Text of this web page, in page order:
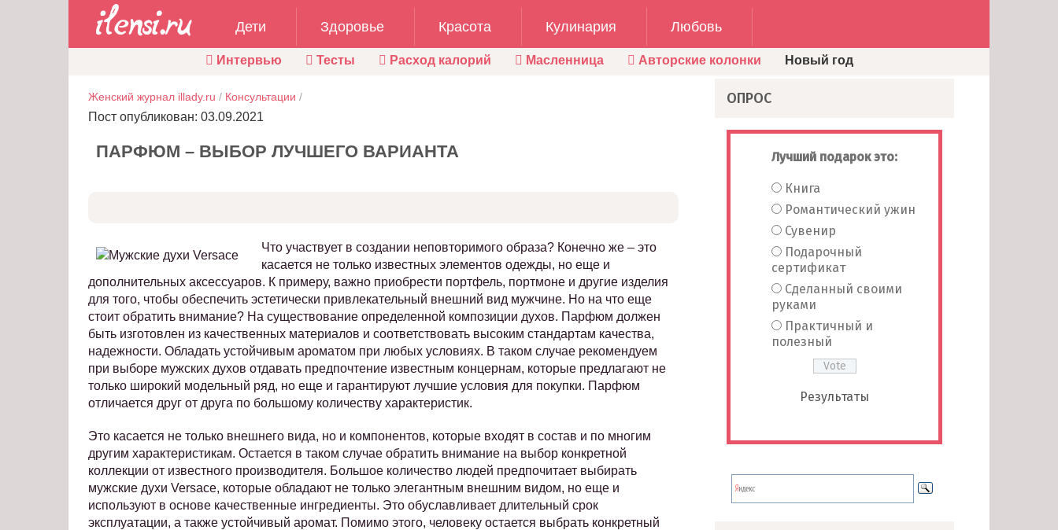
Дети Здоровье Красота Кулинария Любовь
Интервью Тесты Расход калорий Масленница Авторские колонки Новый год
Женский журнал illady.ru / Консультации /
Пост опубликован: 03.09.2021
ПАРФЮМ – ВЫБОР ЛУЧШЕГО ВАРИАНТА
Что участвует в создании неповторимого образа? Конечно же – это
касается не только известных элементов одежды, но еще и
дополнительных аксессуаров. К примеру, важно приобрести портфель, портмоне и другие изделия
для того, чтобы обеспечить эстетически привлекательный внешний вид мужчине. Но на что еще
стоит обратить внимание? На существование определенной композиции духов. Парфюм должен
быть изготовлен из качественных материалов и соответствовать высоким стандартам качества,
надежности. Обладать устойчивым ароматом при любых условиях. В таком случае рекомендуем
при выборе мужских духов отдавать предпочтение известным концернам, которые предлагают не
только широкий модельный ряд, но еще и гарантируют лучшие условия для покупки. Парфюм
отличается друг от друга по большому количеству характеристик.
Это касается не только внешнего вида, но и компонентов, которые входят в состав и по многим
другим характеристикам. Остается в таком случае обратить внимание на выбор конкретной
коллекции от известного производителя. Большое количество людей предпочитает выбирать
мужские духи Versace, которые обладают не только элегантным внешним видом, но еще и
используют в основе качественные ингредиенты. Это обуславливает длительный срок
эксплуатации, а также устойчивый аромат. Помимо этого, человеку остается выбрать конкретный
ОПРОС
Лучший подарок это:
Книга
Романтический ужин
Сувенир
Подарочный
сертификат
Сделанный своими
руками
Практичный и
полезный
Результаты